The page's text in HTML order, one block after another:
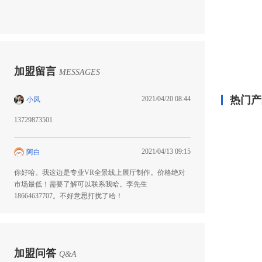
加盟留言 MESSAGES
小凤 2021/04/20 08:44
13729873501
阿白 2021/04/13 09:15
你好哈。我这边是专业VR全景线上展厅制作。价格绝对
市场最低！需要了解可以联系我哈。李先生
18664637707。不好意思打扰了哈！
加盟问答 Q&A
热门